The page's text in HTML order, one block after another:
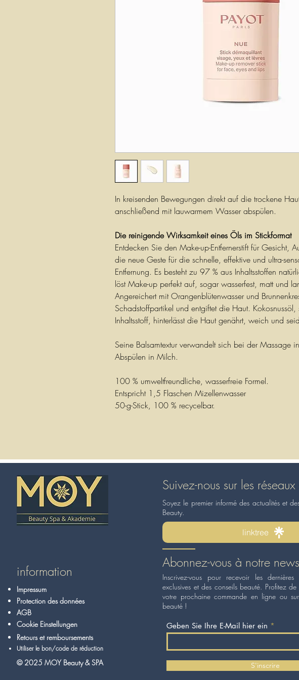
In kreisenden Bewegungen direkt auf die trockene
anschließend mit lauwarmem Wasser abspülen.
Die reinigende Wirksamkeit eines Öls im Stickformat
Entdecken Sie den Make-up-Entfernerstift für Gesicht,
die neue Geste für die schnelle, effektive und ultra-
Entfernung. Es besteht zu 97 % aus Inhaltsstoffen
löst Make-up perfekt auf, sogar wasserfest, matt und
Angereichert mit Orangenblütenwasser und
Schadstoffpartikel und entgiftet die Haut.
Inhaltsstoff, hinterlässt die Haut genährt, weich und
Seine Balsamtextur verwandelt sich bei der Massage
Abspülen in Milch.
100 % umweltfreundliche, wasserfreie Formel.
Entspricht 1,5 Flaschen Mizellenwasser
50-g-Stick, 100 % recycelbar.
information
Impressum
Protection des données
AGB
Cookie Einstellungen
Retours et remboursements
Utiliser le bon/code de réduction
© 2025 MOY Beauty & SPA
Suivez-nous sur les
Soyez le premier informé des actualités et
Beauty.
linktree
Abonnez-vous à notre
Inscrivez-vous pour recevoir les
exclusives et des conseils beauté. Profitez
votre prochaine commande en ligne ou
beauté !
Geben Sie Ihre E-Mail hier ein
S'inscrire